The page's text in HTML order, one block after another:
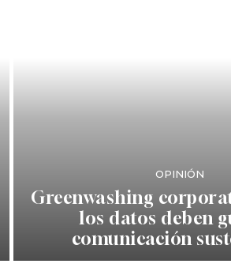
OPINIÓN
Greenwashing
los datos deben
comunicación